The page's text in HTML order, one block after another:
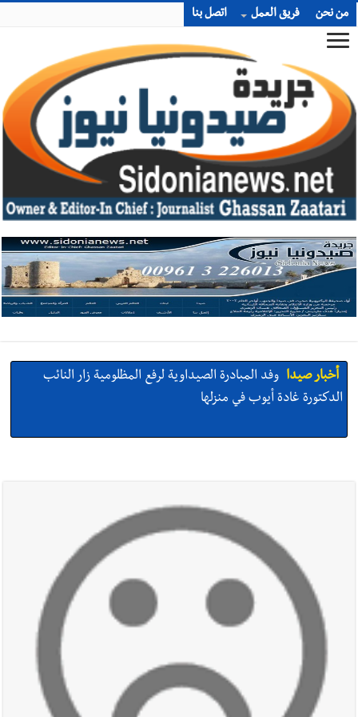
من نحن فريق العمل اتصل بنا
أخبار صيدا وفد المبادرة الصيداوية لرفع المظلومية زار النائب
الدكتورة غادة أيوب في منزلها
إصابة شاب فلسطيني بطعنات سكين في مخيم عين
الحلوة - في منطقة صيدا وإنقاذه وإتهام إبن عمته ؟
أخبار صيدا
بالصور : غسان سركيس يرعى تخرّج فوج الفكر والإبداع
في ثانوية السفير : تعلّمت منكم حب الوطن والتمسك بالأرض ...
أخبار صيدا
المهندس محمد زهير السعودي يستقبل المختارين
بعاصيري والبيلاني